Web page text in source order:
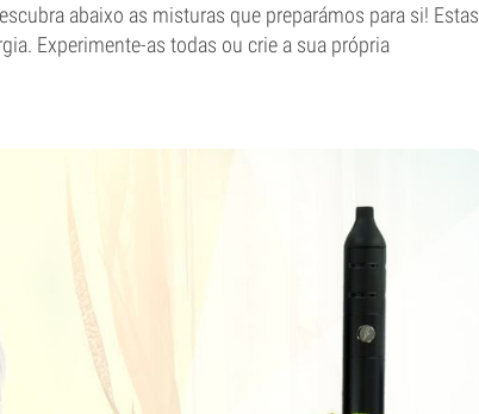
abaixo as misturas que preparámos para si! Estas
Experimente-as todas ou crie a sua própria